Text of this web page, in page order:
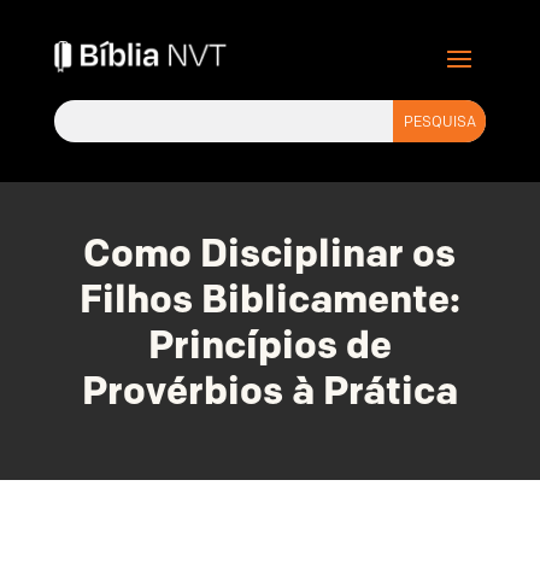
Como Disciplinar os
Filhos Biblicamente:
Princípios de
Provérbios à Prática